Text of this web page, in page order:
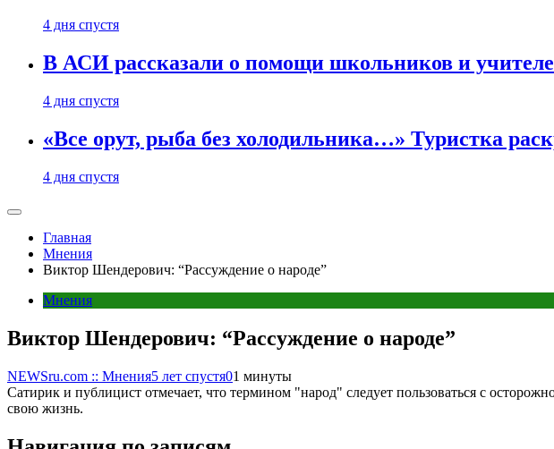
4 дня спустя
В АСИ рассказали о помощи школьников и
4 дня спустя
«Все орут, рыба без холодильника…» Туристка
4 дня спустя
Главная
Мнения
Виктор Шендерович: “Рассуждение о народе”
Мнения
Виктор Шендерович: “Рассуждение о народе”
NEWSru.com :: Мнения5 лет спустя01 минуты
Сатирик и публицист отмечает, что термином "народ" следует пользоваться с
свою жизнь.